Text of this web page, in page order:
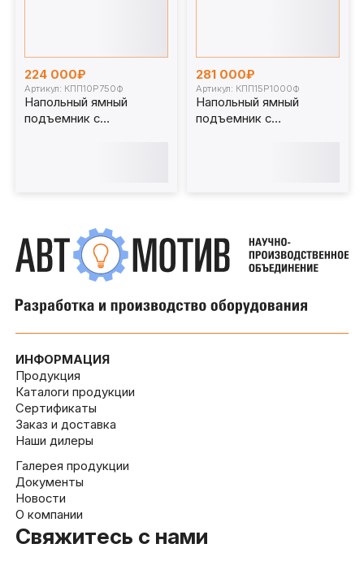
224 000₽
Артикул: КПП10Р750Ф
Напольный ямный
подъемник с
281 000₽
Артикул: КПП15Р1000Ф
Напольный ямный
подъемник с
ИНФОРМАЦИЯ
Продукция
Каталоги продукции
Сертификаты
Заказ и доставка
Наши дилеры
Галерея продукции
Документы
Новости
О компании
Свяжитесь с нами